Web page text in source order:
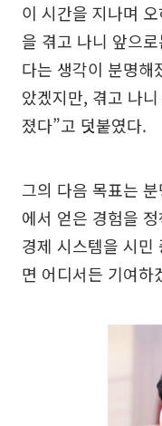
이 시간을 지나며
을 겪고 나니 앞으
다는 생각이 분명해
았겠지만, 겪고 나
졌다”고 덧붙였다.
그의 다음 목표는
에서 얻은 경험을
경제 시스템을 시민
면 어디서든 기여하